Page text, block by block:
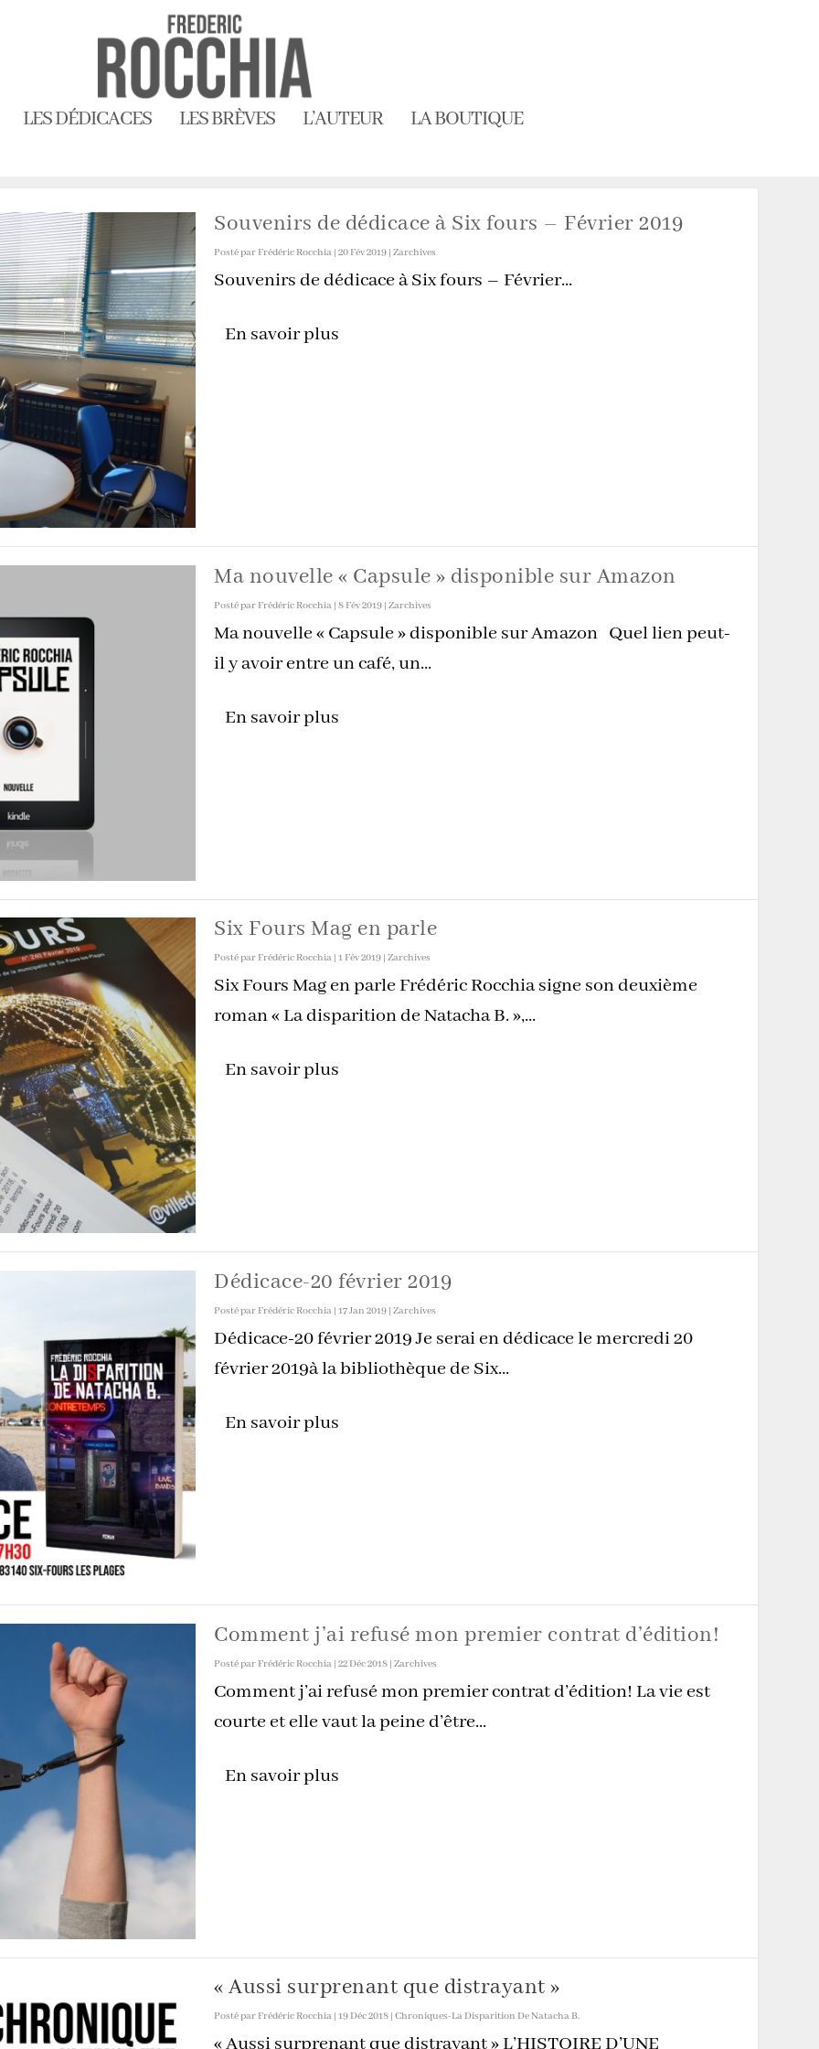
LES DÉDICACES LES BRÈVES L’AUTEUR LA BOUTIQUE
Souvenirs de dédicace à Six fours – Février 2019
Posté par Frédéric Rocchia | 20 Fév 2019 | Zarchives
Souvenirs de dédicace à Six fours – Février...
En savoir plus
Ma nouvelle « Capsule » disponible sur Amazon
Posté par Frédéric Rocchia | 8 Fév 2019 | Zarchives
Ma nouvelle « Capsule » disponible sur Amazon Quel lien peut-
il y avoir entre un café, un...
En savoir plus
Six Fours Mag en parle
Posté par Frédéric Rocchia | 1 Fév 2019 | Zarchives
Six Fours Mag en parle Frédéric Rocchia signe son deuxième
roman « La disparition de Natacha B. »,...
En savoir plus
Dédicace-20 février 2019
Posté par Frédéric Rocchia | 17 Jan 2019 | Zarchives
Dédicace-20 février 2019 Je serai en dédicace le mercredi 20
février 2019à la bibliothèque de Six...
En savoir plus
Comment j’ai refusé mon premier contrat d’édition!
Posté par Frédéric Rocchia | 22 Déc 2018 | Zarchives
Comment j’ai refusé mon premier contrat d’édition! La vie est
courte et elle vaut la peine d’être...
En savoir plus
« Aussi surprenant que distrayant »
Posté par Frédéric Rocchia | 19 Déc 2018 | Chroniques-La Disparition De Natacha B.
« Aussi surprenant que distrayant » L’HISTOIRE D’UNE